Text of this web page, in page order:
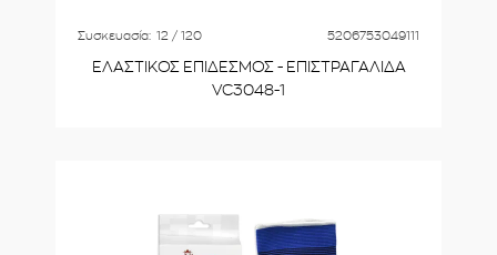
Συσκευασία: 12 / 120 5206753049111
ΕΛΑΣΤΙΚΟΣ ΕΠΙΔΕΣΜΟΣ - ΕΠΙΣΤΡΑΓΑΛΙΔΑ
VC3048-1